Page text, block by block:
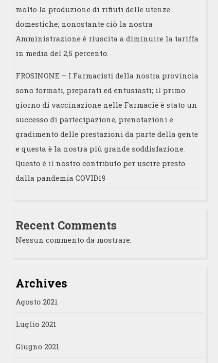
molto la produzione di rifiuti delle utenze
domestiche; nonostante ciò la nostra
Amministrazione è riuscita a diminuire la tariffa
in media del 2,5 percento.
FROSINONE – I Farmacisti della nostra provincia
sono formati, preparati ed entusiasti; il primo
giorno di vaccinazione nelle Farmacie è stato un
successo di partecipazione, prenotazioni e
gradimento delle prestazioni da parte della gente
e questa è la nostra più grande soddisfazione.
Questo è il nostro contributo per uscire presto
dalla pandemia COVID19
Recent Comments
Nessun commento da mostrare.
Archives
Agosto 2021
Luglio 2021
Giugno 2021